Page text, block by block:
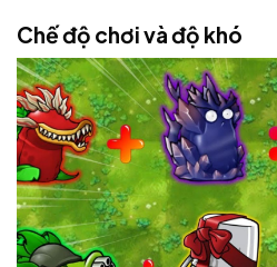
Chế độ chơi và độ khó